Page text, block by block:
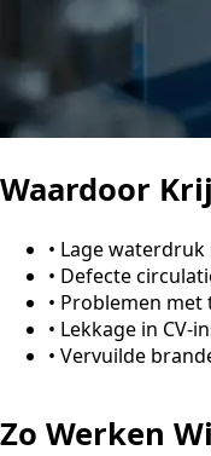
Waardoor
• Lage waterdruk
• Defecte
• Problemen
• Lekkage in CV-
• Vervuilde
Zo Werken